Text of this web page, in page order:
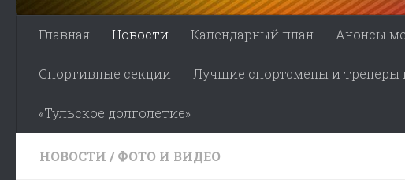
Главная Новости Календарный план Анонсы
Спортивные секции Лучшие спортсмены и тренеры
«Тульское долголетие»
НОВОСТИ / ФОТО И ВИДЕО